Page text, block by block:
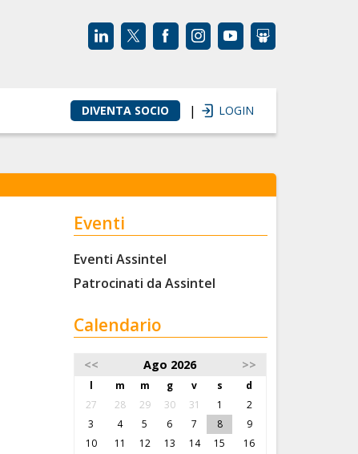
DIVENTA SOCIO | LOGIN
Eventi
Eventi Assintel
Patrocinati da Assintel
Calendario
<< Ago 2026 >>
l m m g v s
d
27
28 29 30 31 1
2
3
4 5 6 7 8
9
10
11 12 13 14 15
16